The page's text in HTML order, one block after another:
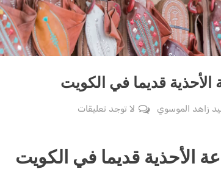
الأحذية قديما في الكويت
زاهد الموسوي لا توجد تعليقات
الأحذية
قديما
الأحذية قديما في الكويت